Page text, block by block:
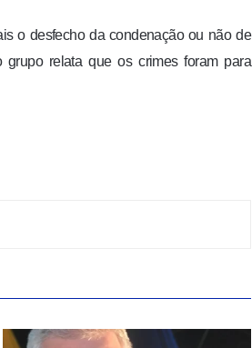
o desfecho da condenação ou não de
grupo relata que os crimes foram para